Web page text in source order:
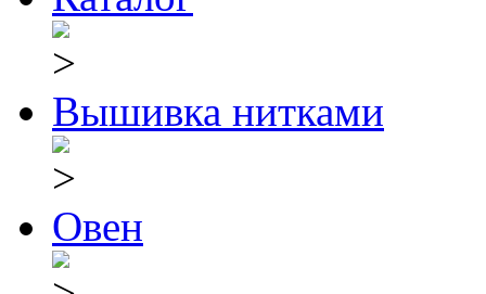
Вышивка нитками
Овен